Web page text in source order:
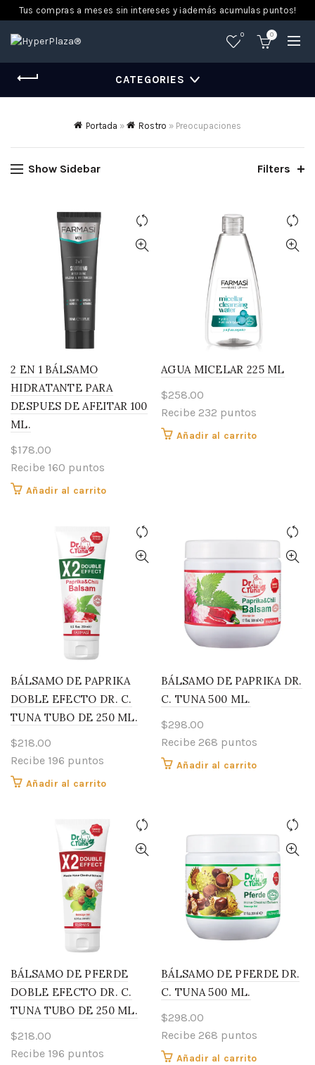
Tus compras a meses sin intereses y ¡además acumulas puntos!
0 0
CATEGORIES
Portada » Rostro » Preocupaciones
Show Sidebar Filters
2 EN 1 BÁLSAMO
HIDRATANTE PARA
DESPUES DE AFEITAR 100
ML.
$178.00
Recibe 160 puntos
Añadir al carrito
AGUA MICELAR 225 ML
$258.00
Recibe 232 puntos
Añadir al carrito
BÁLSAMO DE PAPRIKA
DOBLE EFECTO DR. C.
TUNA TUBO DE 250 ML.
$218.00
Recibe 196 puntos
Añadir al carrito
BÁLSAMO DE PAPRIKA DR.
C. TUNA 500 ML.
$298.00
Recibe 268 puntos
Añadir al carrito
BÁLSAMO DE PFERDE
DOBLE EFECTO DR. C.
TUNA TUBO DE 250 ML.
$218.00
Recibe 196 puntos
BÁLSAMO DE PFERDE DR.
C. TUNA 500 ML.
$298.00
Recibe 268 puntos
Añadir al carrito